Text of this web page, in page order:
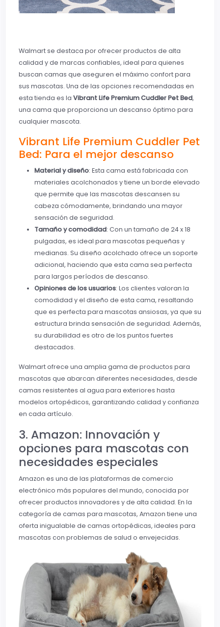
Walmart se destaca por ofrecer productos de alta
calidad y de marcas confiables, ideal para quienes
buscan camas que aseguren el máximo confort para
sus mascotas. Una de las opciones recomendadas en
esta tienda es la Vibrant Life Premium Cuddler Pet Bed,
una cama que proporciona un descanso óptimo para
cualquier mascota.
Vibrant Life Premium Cuddler Pet
Bed: Para el mejor descanso
Material y diseño: Esta cama está fabricada con
materiales acolchonados y tiene un borde elevado
que permite que las mascotas descansen su
cabeza cómodamente, brindando una mayor
sensación de seguridad.
Tamaño y comodidad: Con un tamaño de 24 x 18
pulgadas, es ideal para mascotas pequeñas y
medianas. Su diseño acolchado ofrece un soporte
adicional, haciendo que esta cama sea perfecta
para largos períodos de descanso.
Opiniones de los usuarios: Los clientes valoran la
comodidad y el diseño de esta cama, resaltando
que es perfecta para mascotas ansiosas, ya que su
estructura brinda sensación de seguridad. Además,
su durabilidad es otro de los puntos fuertes
destacados.
Walmart ofrece una amplia gama de productos para
mascotas que abarcan diferentes necesidades, desde
camas resistentes al agua para exteriores hasta
modelos ortopédicos, garantizando calidad y confianza
en cada artículo.
3. Amazon: Innovación y
opciones para mascotas con
necesidades especiales
Amazon es una de las plataformas de comercio
electrónico más populares del mundo, conocida por
ofrecer productos innovadores y de alta calidad. En la
categoría de camas para mascotas, Amazon tiene una
oferta inigualable de camas ortopédicas, ideales para
mascotas con problemas de salud o envejecidas.